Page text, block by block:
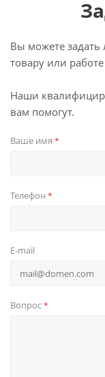
Вы можете
товару или
Наши
вам помогут.
Ваше имя *
Телефон *
E-mail
Вопрос*